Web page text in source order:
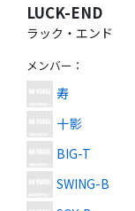
LUCK-END
ラック・エンド
メンバー ：
寿
十影
BIG-T
SWING-B